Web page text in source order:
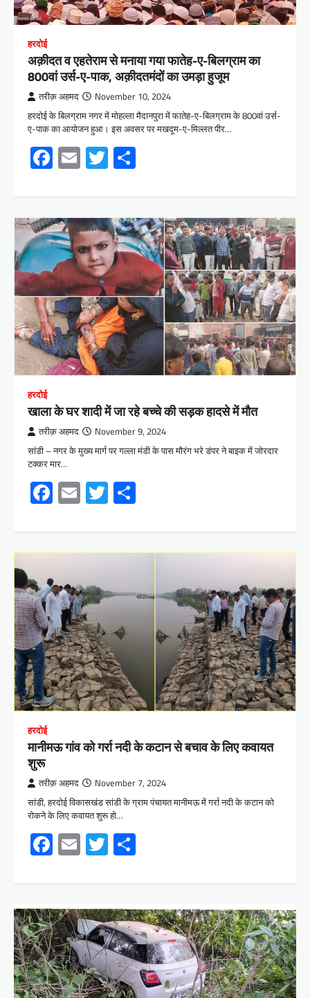
हरदोई
अक़ीदत व एहतेराम से मनाया गया फातेह-ए-बिलग्राम का
800वां उर्स-ए-पाक, अक़ीदतमंदों का उमड़ा हुजूम
तरीक़ अहमद November 10, 2024
हरदोई के बिलग्राम नगर में मोहल्ला मैदानपुरा में फातेह-ए-बिलग्राम के 800वां उर्स-
ए-पाक का आयोजन हुआ। इस अवसर पर मखदूम-ए-मिल्लत पीर…
Facebook
EmailTwitter
हरदोई
खाला के घर शादी में जा रहे बच्चे की सड़क हादसे में मौत
तरीक़ अहमद November 9, 2024
सांडी – नगर के मुख्य मार्ग पर गल्ला मंडी के पास मौरंग भरे डंपर ने बाइक में जोरदार
टक्कर मार…
Facebook
EmailTwitter
हरदोई
मानीमऊ गांव को गर्रा नदी के कटान से बचाव के लिए कवायत
शुरू
तरीक़ अहमद November 7, 2024
सांडी, हरदोई विकासखंड सांडी के ग्राम पंचायत मानीमऊ में गर्रा नदी के कटान को
रोकने के लिए कवायत शुरू हो…
Facebook
EmailTwitter